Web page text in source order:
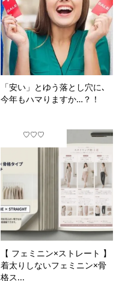
「安い」とゆう落とし穴に､
今年もハマりますか…？！
♡♡♡
【 フェミニン×ストレート 】
着太りしないフェミニン×骨
格ス...